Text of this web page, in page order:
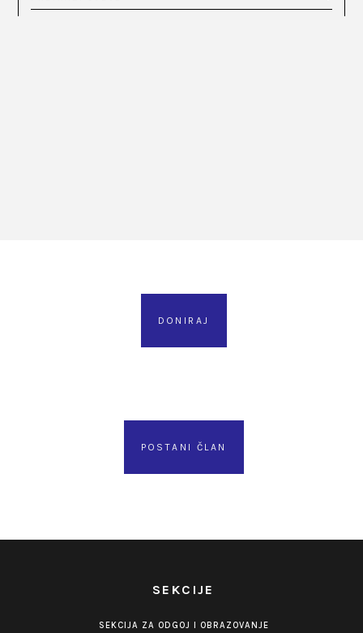
DONIRAJ
POSTANI ČLAN
SEKCIJE
SEKCIJA ZA ODGOJ I OBRAZOVANJE